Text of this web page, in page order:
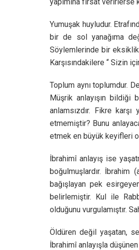
Yumuşak huyludur.
bir de sol yanağıma
Söylemlerinde bir eksiklik
Karşısındakilere “ Sizin
Toplum aynı toplumdur.
Müşrik anlayışın bildiği
anlamsızdır. Fikre
etmemiştir? Bunu
etmek en büyük keyifleri
İbrahimî anlayış ise
boğulmuşlardır.
bağışlayan pek
belirlemiştir. Kul ile
olduğunu vurgulamıştır.
Öldüren değil yaşatan,
İbrahimî anlayışla